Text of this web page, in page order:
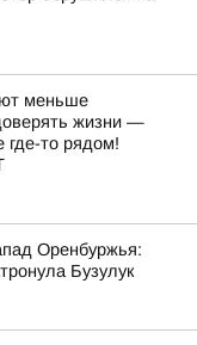
меньше
жизни —
где-то рядом!
Оренбуржья:
Бузулук